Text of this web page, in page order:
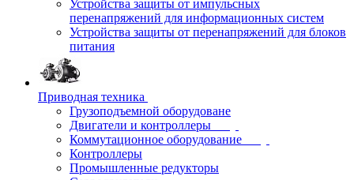
Устройства защиты от импульсных
перенапряжений для информационных систем
Устройства защиты от перенапряжений для блоков
питания
Приводная техника
Грузоподъемной оборудоване
Двигатели и контроллеры
Коммутационное оборудование
Контроллеры
Промышленные редукторы